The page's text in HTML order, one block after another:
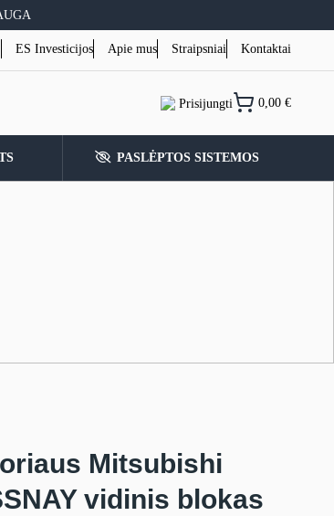
ES Investicijos Apie mus Straipsniai Kontaktai
Prisijungti 0,00 €
PASLĖPTOS SISTEMOS
Mitsubishi
vidinis blokas